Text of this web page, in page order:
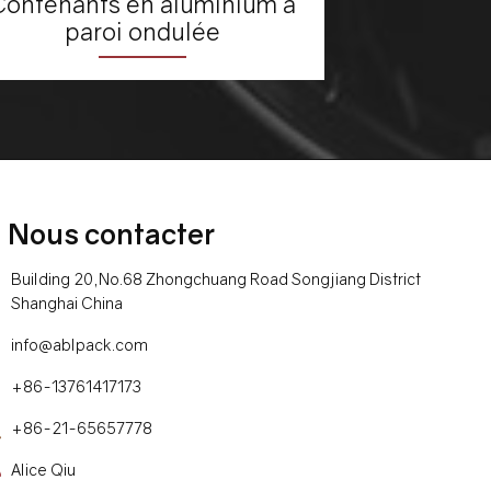
paroi ondulée
Nous contacter
Building 20,No.68 Zhongchuang Road Songjiang District
Shanghai China
info@ablpack.com
+86-13761417173
+86-21-65657778
Alice Qiu